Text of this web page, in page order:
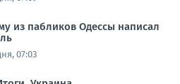
из пабликов Одессы написал
07:03